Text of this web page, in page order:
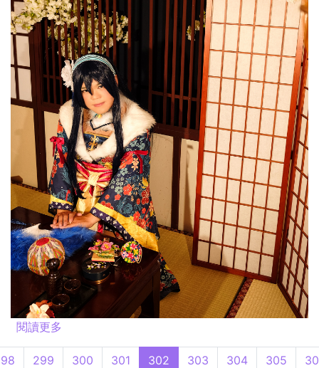
閱讀更多
299 300 301 302 303 304 305